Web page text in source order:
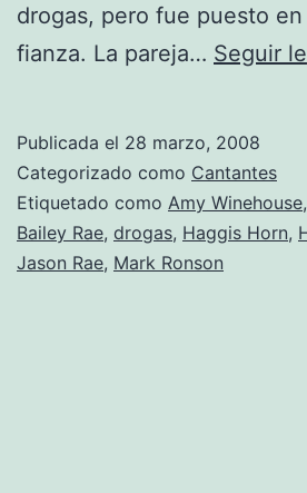
drogas, pero fue puesto
fianza. La pareja… Seguir
Publicada el 28 marzo, 2008
Categorizado como Cantantes
Etiquetado como Amy Winehouse,
Bailey Rae, drogas, Haggis Horn,
Jason Rae, Mark Ronson